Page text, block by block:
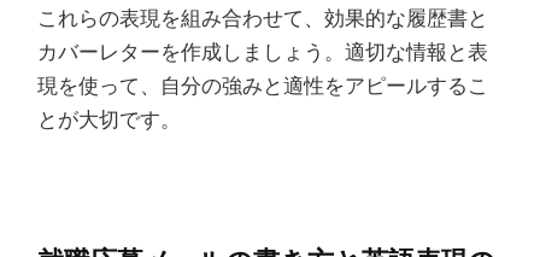
これらの表現を組み合わせて、効果的な履歴書と
カバーレターを作成しましょう。適切な情報と表
現を使って、自分の強みと適性をアピールするこ
とが大切です。